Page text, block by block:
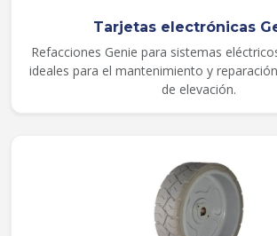
Tarjetas electrónicas
Refacciones Genie para sistemas
ideales para el mantenimiento y
de elevación.